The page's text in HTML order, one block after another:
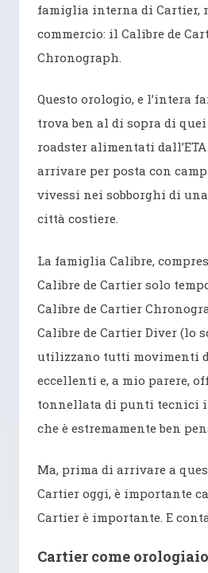
famiglia interna di Cartier,
commercio: il Calibre de
Chronograph.
Questo orologio, e l’intera
trova ben al di sopra di
roadster alimentati
arrivare per posta con
vivessi nei sobborghi di
città costiere.
La famiglia Calibre,
Calibre de Cartier solo
Calibre de Cartier
Calibre de Cartier Diver (lo
utilizzano tutti movimenti
eccellenti e, a mio parere,
tonnellata di punti tecnici
che è estremamente ben
Ma, prima di arrivare a
Cartier oggi, è importante
Cartier è importante. E
Cartier come orologiaio